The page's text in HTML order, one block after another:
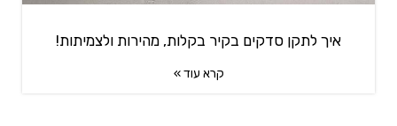
איך לתקן סדקים בקיר בקלות, מהירות ולצמיתות!
קרא עוד »